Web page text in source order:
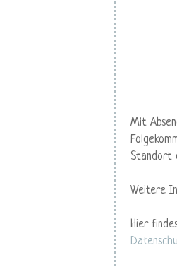
Mit
Standort
Weitere
Hier